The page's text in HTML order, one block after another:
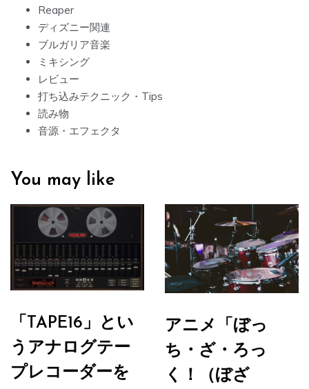
ー
ョ
ン
Reaper
ディズニー関連
ブルガリア音楽
ミキシング
レビュー
打ち込みテクニック・Tips
読み物
音源・エフェクタ
You may like
「TAPE16」とい
うアナログテー
プレコーダーを
アニメ「ぼっ
ち・ざ・ろっ
く！（ぼざ